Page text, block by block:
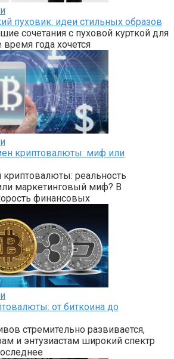
пуховик: идеи стильных образов
сочетания с пуховой курткой для
года хочется
криптовалюты: миф или
реальность
маркетинговый миф? В
финансовых
от биткоина до
стремительно развивается,
и энтузиастам широкий спектр